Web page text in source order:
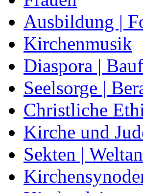
Ausbildung |
Kirchenmusik
Diaspora |
Seelsorge |
Christliche
Kirche und
Sekten |